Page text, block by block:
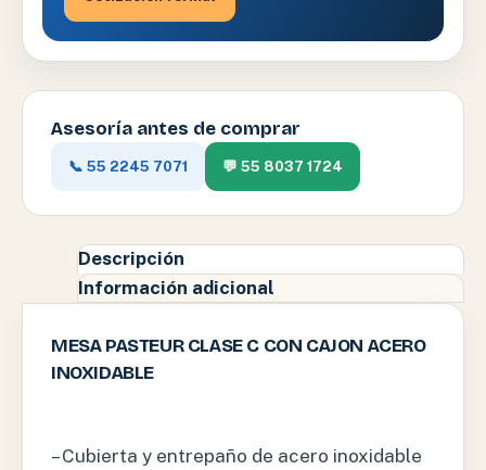
Asesoría antes de comprar
📞 55 2245 7071 💬 55 8037 1724
Descripción
Información adicional
MESA PASTEUR CLASE C CON CAJON ACERO
INOXIDABLE
– Cubierta y entrepaño de acero inoxidable